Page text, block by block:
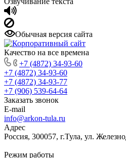
Обычная версия сайта
Качество на все времена
+7 (4872) 34-93-60
+7 (4872) 34-93-60
+7 (4872) 34-93-77
+7 (906) 539-64-64
Заказать звонок
E-mail
info@arkon-tula.ru
Адрес
Россия, 300057, г.Тула, ул.
Режим работы